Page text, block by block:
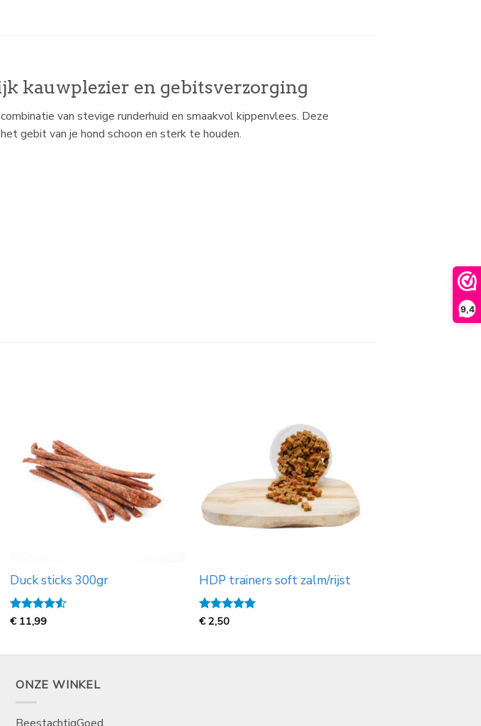
9,4
kauwplezier en gebitsverzorging
van stevige runderhuid en smaakvol kippenvlees. Deze
gebit van je hond schoon en sterk te houden.
Duck sticks 300gr
Gewaardeerd
€ 11,99
HDP trainers soft zalm/rijst
Gewaardeerd
€ 2,50
ONZE WINKEL